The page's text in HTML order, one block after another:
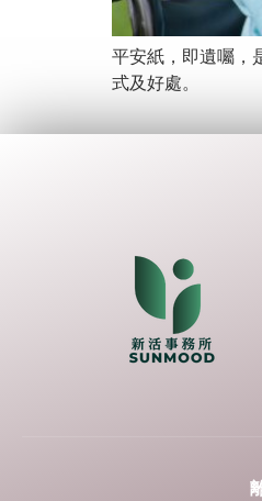
平安紙，即遺囑，
式及好處。